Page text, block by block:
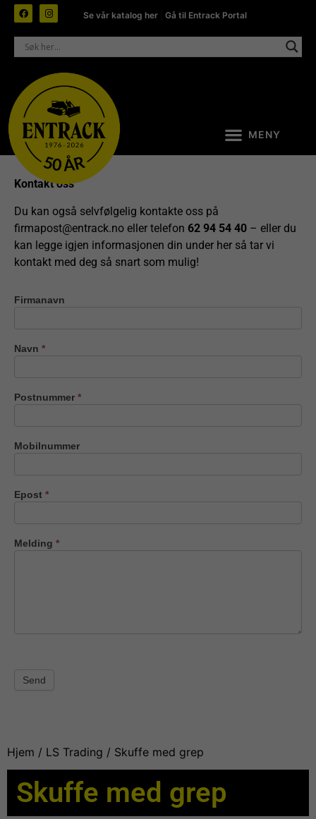
Se vår katalog her |Gå til Entrack Portal
Kontakt oss
Du kan også selvfølgelig kontakte oss på
firmapost@entrack.no eller telefon 62 94 54 40 – eller du
kan legge igjen informasjonen din under her så tar vi
kontakt med deg så snart som mulig!
Kontakt
Firmanavn
Navn *
Postnummer *
Mobilnummer
Epost *
Melding *
Send
Hjem / LS Trading / Skuffe med grep
Skuffe med grep